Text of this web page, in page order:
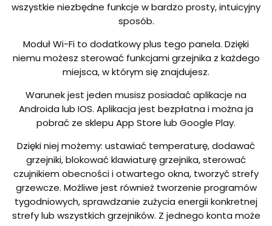
wszystkie niezbędne funkcje w bardzo prosty, intuicyjny
sposób.
Moduł Wi-Fi to dodatkowy plus tego panela. Dzięki
niemu możesz sterować funkcjami grzejnika z każdego
miejsca, w którym się znajdujesz.
Warunek jest jeden musisz posiadać aplikacje na
Androida lub IOS. Aplikacja jest bezpłatna i można ja
pobrać ze sklepu App Store lub Google Play.
Dzięki niej możemy: ustawiać temperaturę, dodawać
grzejniki, blokować klawiaturę grzejnika, sterować
czujnikiem obecności i otwartego okna, tworzyć strefy
grzewcze. Możliwe jest również tworzenie programów
tygodniowych, sprawdzanie zużycia energii konkretnej
strefy lub wszystkich grzejników. Z jednego konta może